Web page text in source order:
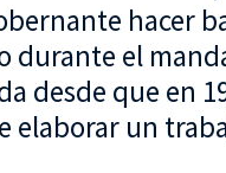
hacer
durante el
desde que en
elaborar un